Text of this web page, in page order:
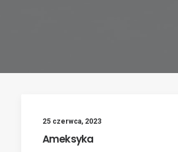
25 czerwca, 2023
Ameksyka